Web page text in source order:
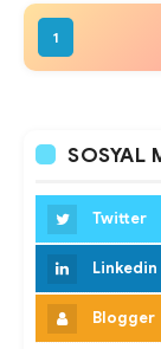
1
SOSYAL
Twitter
Linkedin
Blogger